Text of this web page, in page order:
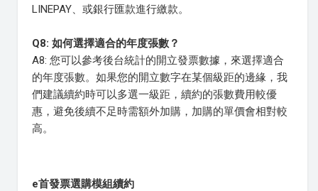
LINEPAY、或銀行匯款進行繳款。
Q8: 如何選擇適合的年度張數？
A8: 您可以參考後台統計的開立發票數據，來選擇適合
的年度張數。如果您的開立數字在某個級距的邊緣，我
們建議續約時可以多選一級距，續約的張數費用較優
惠，避免後續不足時需額外加購，加購的單價會相對較
高。
e首發票選購模組續約